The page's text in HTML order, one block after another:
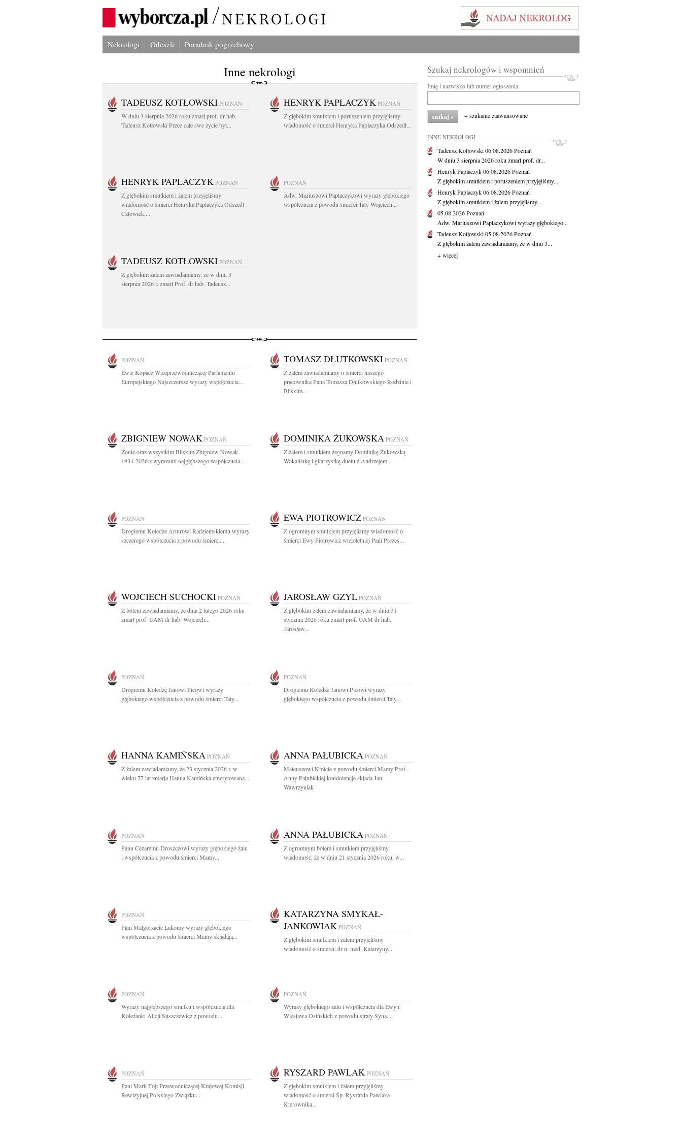
Nekrologi Odeszli Poradnik pogrzebowy
Inne nekrologi
TADEUSZ KOTŁOWSKI POZNAŃ
W dniu 3 sierpnia 2026 roku zmarł prof. dr hab.
Tadeusz Kotłowski Przez całe swe życie był...
HENRYK PAPLACZYK POZNAŃ
Z głębokim smutkiem i poruszeniem przyjęliśmy
wiadomość o śmierci Henryka Paplaczyka Odszedł...
HENRYK PAPLACZYK POZNAŃ
Z głębokim smutkiem i żalem przyjęliśmy
wiadomość o śmierci Henryka Paplaczyka Odszedł
Człowiek,...
POZNAŃ
Adw. Mariuszowi Paplaczykowi wyrazy głębokiego
współczucia z powodu śmierci Taty Wojciech...
TADEUSZ KOTŁOWSKI POZNAŃ
Z głębokim żalem zawiadamiamy, że w dniu 3
sierpnia 2026 r. zmarł Prof. dr hab. Tadeusz...
POZNAŃ
Ewie Kopacz Wiceprzewodniczącej Parlamentu
Europejskiego Najszczersze wyrazy współczucia...
TOMASZ DŁUTKOWSKI POZNAŃ
Z żalem zawiadamiamy o śmierci naszego
pracownika Pana Tomasza Dłutkowskiego Rodzinie i
Bliskim...
ZBIGNIEW NOWAK POZNAŃ
Żonie oraz wszystkim Bliskim Zbigniew Nowak
1934-2026 z wyrazami najgłębszego współczucia...
DOMINIKA ŻUKOWSKA POZNAŃ
Z żalem i smutkiem żegnamy Dominikę Żukowską
Wokalistkę i gitarzystkę duetu z Andrzejem...
POZNAŃ
Drogiemu Koledze Arturowi Radziemskiemu wyrazy
szczerego współczucia z powodu śmierci...
EWA PIOTROWICZ POZNAŃ
Z ogromnym smutkiem przyjęliśmy wiadomość o
śmierci Ewy Piotrowicz wieloletniej Pani Prezes...
WOJCIECH SUCHOCKI POZNAŃ
Z bólem zawiadamiamy, że dnia 2 lutego 2026 roku
zmarł prof. UAM dr hab. Wojciech...
JAROSŁAW GZYL POZNAŃ
Z głębokim żalem zawiadamiamy, że w dniu 31
stycznia 2026 roku zmarł prof. UAM dr hab.
Jarosław...
POZNAŃ
Drogiemu Koledze Janowi Picowi wyrazy
głębokiego współczucia z powodu śmierci Taty...
POZNAŃ
Drogiemu Koledze Janowi Picowi wyrazy
głębokiego współczucia z powodu śmierci Taty...
HANNA KAMIŃSKA POZNAŃ
Z żalem zawiadamiamy, że 23 stycznia 2026 r. w
wieku 77 lat zmarła Hanna Kamińska emerytowana...
ANNA PAŁUBICKA POZNAŃ
Mateuszowi Kmicie z powodu śmierci Mamy Prof.
Anny Pałubickiej kondolencje składa Jan
Wawrzyniak
POZNAŃ
Panu Cezaremu Droszczowi wyrazy głębokiego żalu
i współczucia z powodu śmierci Mamy...
ANNA PAŁUBICKA POZNAŃ
Z ogromnym bólem i smutkiem przyjęliśmy
wiadomość, że w dniu 21 stycznia 2026 roku, w...
POZNAŃ
Pani Małgorzacie Łakomy wyrazy głębokiego
współczucia z powodu śmierci Mamy składają...
KATARZYNA SMYKAŁ-
JANKOWIAK POZNAŃ
Z głębokim smutkiem i żalem przyjęliśmy
wiadomość o śmierci: dr n. med. Katarzyny...
POZNAŃ
Wyrazy najgłębszego smutku i współczucia dla
Koleżanki Alicji Suszczewicz z powodu...
POZNAŃ
Wyrazy głębokiego żalu i współczucia dla Ewy i
Wiesława Osińskich z powodu straty Syna...
POZNAŃ
Pani Marii Fojt Przewodniczącej Krajowej Komisji
Rewizyjnej Polskiego Związku...
RYSZARD PAWLAK POZNAŃ
Z głębokim smutkiem i żalem przyjęliśmy
wiadomość o śmierci Śp. Ryszarda Pawlaka
Kierownika...
Szukaj nekrologów i wspomnień
Imię i nazwisko lub numer ogłoszenia:
+ szukanie zaawansowane
INNE NEKROLOGI
Tadeusz Kotłowski06.08.2026Poznań
W dniu 3 sierpnia 2026 roku zmarł prof. dr...
Henryk Paplaczyk06.08.2026Poznań
Z głębokim smutkiem i poruszeniem przyjęliśmy...
Henryk Paplaczyk06.08.2026Poznań
Z głębokim smutkiem i żalem przyjęliśmy...
05.08.2026Poznań
Adw. Mariuszowi Paplaczykowi wyrazy głębokiego...
Tadeusz Kotłowski05.08.2026Poznań
Z głębokim żalem zawiadamiamy, że w dniu 3...
+ więcej